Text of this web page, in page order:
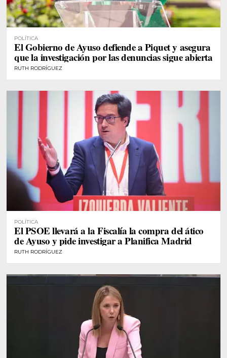
POLÍTICA
El Gobierno de Ayuso defiende a Piquet y asegura
que la investigación por las denuncias sigue abierta
RUTH RODRÍGUEZ
POLÍTICA
El PSOE llevará a la Fiscalía la compra del ático
de Ayuso y pide investigar a Planifica Madrid
RUTH RODRÍGUEZ